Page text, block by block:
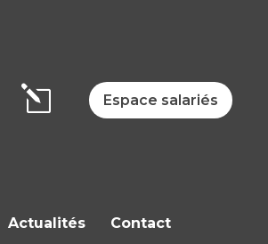
l Espace salariés
Actualités Contact